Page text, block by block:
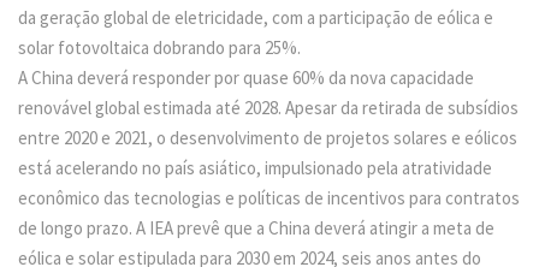
da geração global de eletricidade, com a participação de eólica e
solar fotovoltaica dobrando para 25%.
A China deverá responder por quase 60% da nova capacidade
renovável global estimada até 2028. Apesar da retirada de subsídios
entre 2020 e 2021, o desenvolvimento de projetos solares e eólicos
está acelerando no país asiático, impulsionado pela atratividade
econômico das tecnologias e políticas de incentivos para contratos
de longo prazo. A IEA prevê que a China deverá atingir a meta de
eólica e solar estipulada para 2030 em 2024, seis anos antes do